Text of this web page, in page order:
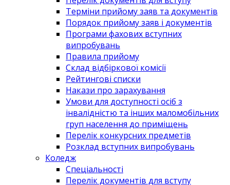
Терміни прийому заяв та документів
Порядок прийому заяв і документів
Програми фахових вступних
випробувань
Правила прийому
Склад відбіркової комісії
Рейтингові списки
Накази про зарахування
Умови для доступності осіб з
інвалідністю та інших маломобільних
груп населення до приміщень
Перелік конкурсних предметів
Розклад вступних випробувань
Коледж
Спеціальності
Перелік документів для вступу